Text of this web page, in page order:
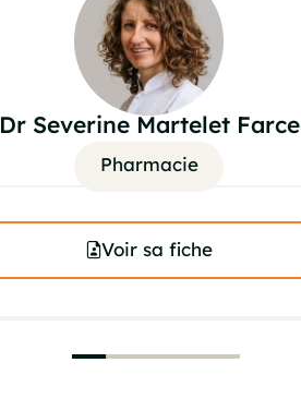
Dr Severine Martelet Farce
Pharmacie
Voir sa fiche